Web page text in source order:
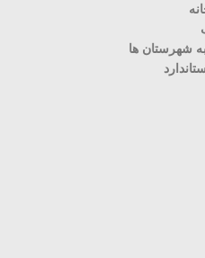
شهرستان ها